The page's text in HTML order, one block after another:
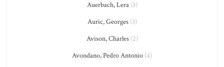
Auerbach, Lera(3)
Auric, Georges(3)
Avison, Charles(2)
Avondano, Pedro Antonio (4)